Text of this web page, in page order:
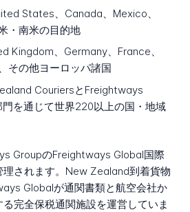
States、Canada、Mexico、
・南米の目的地
Kingdom、Germany、France、
その他ヨーロッパ諸国
CouriersとFreightways
を通じて世界220以上の国・地域
GroupのFreightways Global国際
されます。New Zealand到着貨物
Globalが通関書類と航空会社か
完全保税通関施設を運営していま